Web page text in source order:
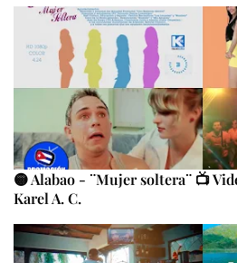
🟡 Alabao - ¨Mujer soltera¨ 📺
Karel A. C.